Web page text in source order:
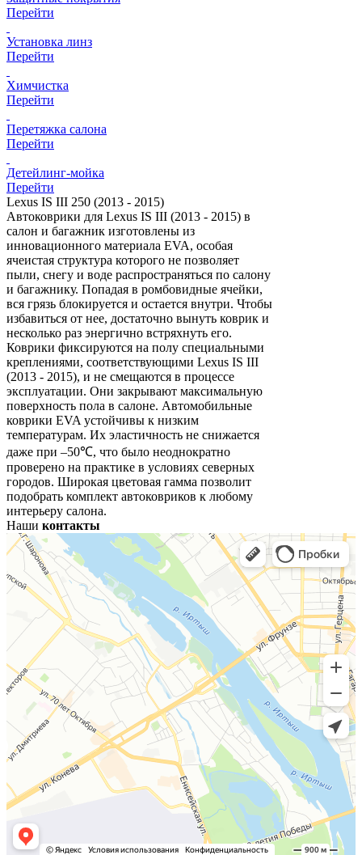
Перейти
Установка линз
Перейти
Химчистка
Перейти
Перетяжка салона
Перейти
Детейлинг-мойка
Перейти
Lexus IS III 250 (2013 - 2015)
Автоковрики для Lexus IS III (2013 - 2015) в
салон и багажник изготовлены из
инновационного материала EVA, особая
ячеистая структура которого не позволяет
пыли, снегу и воде распространяться по салону
и багажнику. Попадая в ромбовидные ячейки,
вся грязь блокируется и остается внутри. Чтобы
избавиться от нее, достаточно вынуть коврик и
несколько раз энергично встряхнуть его.
Коврики фиксируются на полу специальными
креплениями, соответствующими Lexus IS III
(2013 - 2015), и не смещаются в процессе
эксплуатации. Они закрывают максимальную
поверхность пола в салоне. Автомобильные
коврики EVA устойчивы к низким
температурам. Их эластичность не снижается
даже при –50℃, что было неоднократно
проверено на практике в условиях северных
городов. Широкая цветовая гамма позволит
подобрать комплект автоковриков к любому
интерьеру салона.
Наши контакты